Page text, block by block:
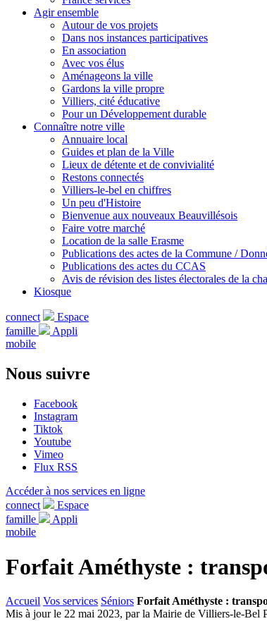
Agir ensemble
Autour de vos projets
Dans nos instances participatives
En association
Avec vos élus
Aménageons la ville
Gardons la ville propre
Villiers, cité éducative
Pour un Développement durable
Connaître notre ville
Annuaire local
Guides et plan de la Ville
Lieux de détente et de convivialité
Restons connectés
Villiers-le-bel en chiffres
Un peu d'Histoire
Bienvenue aux nouveaux Beauvillésois
Faire votre marché
Location de la salle Erasme
Publications des actes de la Commune /
Publications des actes du CCAS
Avis de révision des listes électorales de la
Kiosque
connect
Espace
famille
Appli
mobile
Nous suivre
Facebook
Instagram
Tiktok
Youtube
Vimeo
Flux RSS
Accéder à nos services en ligne
connect
Espace
famille
Appli
mobile
Forfait Améthyste :
Accueil Vos services Séniors Forfait Améthyste :
Mis à jour le 22 mai 2023, par la Mairie de Villiers-le-Bel